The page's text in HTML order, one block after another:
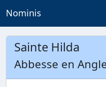
Nominis
Sainte Hilda
Abbesse en